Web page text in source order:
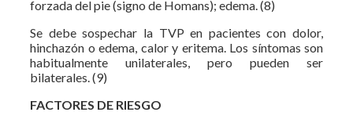
forzada del pie (signo de Homans); edema. (8)
Se debe sospechar la TVP en pacientes con dolor,
hinchazón o edema, calor y eritema. Los síntomas son
habitualmente unilaterales, pero pueden ser
bilaterales. (9)
FACTORES DE RIESGO